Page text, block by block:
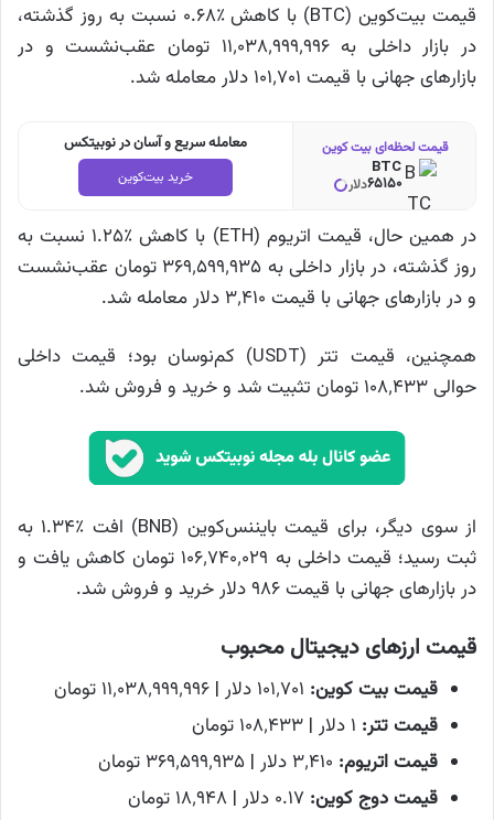
قیمت بیت‌کوین (BTC) با کاهش ٪۰.۶۸ نسبت به روز گذشته،
در بازار داخلی به ۱۱٬۰۳۸٬۹۹۹٬۹۹۶ تومان عقب‌نشست و در
بازارهای جهانی با قیمت ۱۰۱٬۷۰۱ دلار معامله شد.
معامله سریع و آسان در نوبیتکس
خرید بیت‌کوین
قیمت لحظه‌ای بیت کوین
BTC
65150دلار
در همین حال، قیمت اتریوم (ETH) با کاهش ٪۱.۲۵ نسبت به
روز گذشته، در بازار داخلی به ۳۶۹٬۵۹۹٬۹۳۵ تومان عقب‌نشست
و در بازارهای جهانی با قیمت ۳٬۴۱۰ دلار معامله شد.
همچنین، قیمت تتر (USDT) کم‌نوسان بود؛ قیمت داخلی
حوالی ۱۰۸٬۴۳۳ تومان تثبیت شد و خرید و فروش شد.
از سوی دیگر، برای قیمت بایننس‌کوین (BNB) افت ٪۱.۳۴ به
ثبت رسید؛ قیمت داخلی به ۱۰۶٬۷۴۰٬۰۲۹ تومان کاهش یافت و
در بازارهای جهانی با قیمت ۹۸۶ دلار خرید و فروش شد.
قیمت ارزهای دیجیتال محبوب
قیمت بیت کوین:
قیمت تتر:
قیمت اتریوم:
قیمت دوج کوین: